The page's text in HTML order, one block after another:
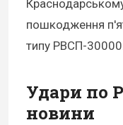
пошкодження
типу РВСП-30000.
Удари по
новини